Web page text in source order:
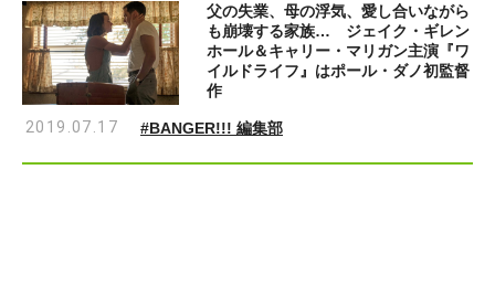
父の失業、母の浮気、愛し合いながら
も崩壊する家族… ジェイク・ギレン
ホール＆キャリー・マリガン主演『ワ
イルドライフ』はポール・ダノ初監督
作
2019.07.17 #BANGER!!! 編集部